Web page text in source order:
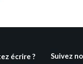
écrire ? Suivez